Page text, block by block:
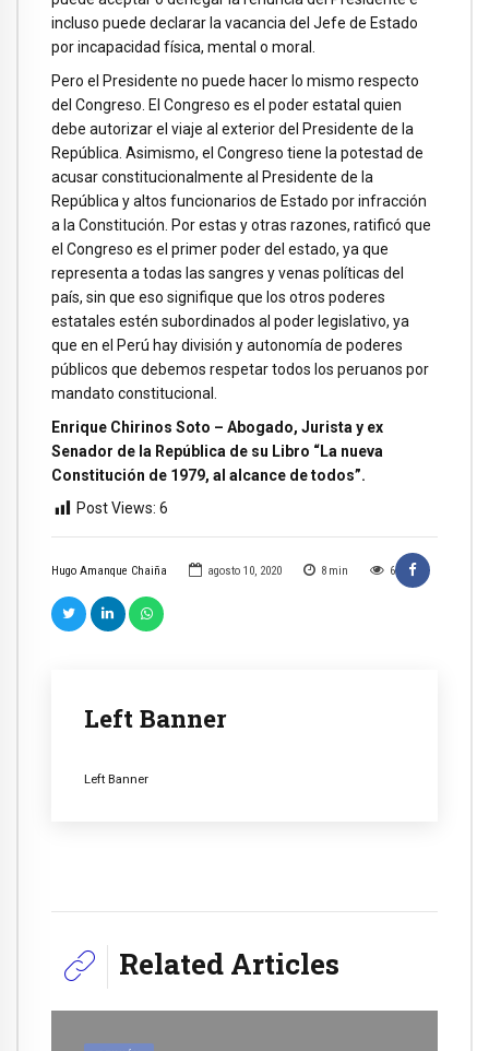
Hugo Amanque Chaiña agosto 10, 2020 8 min 6
Left Banner
Left Banner
incluso puede declarar la vacancia del Jefe de Estado
por incapacidad física, mental o moral.
Pero el Presidente no puede hacer lo mismo respecto
del Congreso. El Congreso es el poder estatal quien
debe autorizar el viaje al exterior del Presidente de la
República. Asimismo, el Congreso tiene la potestad de
acusar constitucionalmente al Presidente de la
República y altos funcionarios de Estado por infracción
a la Constitución. Por estas y otras razones, ratificó que
el Congreso es el primer poder del estado, ya que
representa a todas las sangres y venas políticas del
país, sin que eso signifique que los otros poderes
estatales estén subordinados al poder legislativo, ya
que en el Perú hay división y autonomía de poderes
públicos que debemos respetar todos los peruanos por
mandato constitucional.
Enrique Chirinos Soto – Abogado, Jurista y ex
Senador de la República de su Libro “La nueva
Constitución de 1979, al alcance de todos”.
Post Views: 6
Related Articles